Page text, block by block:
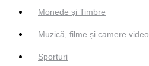
Monede și Timbre
Muzică, filme și camere video
Sporturi